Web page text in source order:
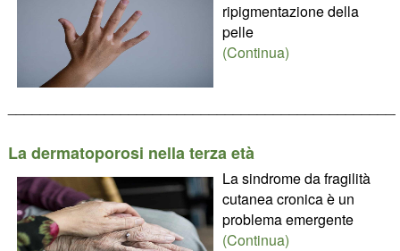
ripigmentazione della
pelle
(Continua)
La dermatoporosi nella terza età
La sindrome da fragilità
cutanea cronica è un
problema emergente
(Continua)